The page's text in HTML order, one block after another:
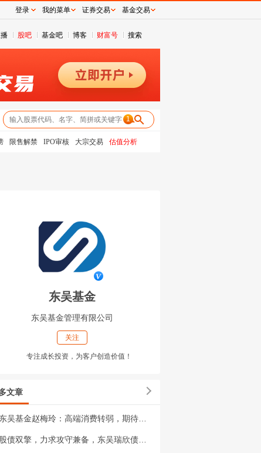
股吧 基金吧 博客 财富号 搜索
1
限售解禁 IPO审核 大宗交易 估值分析
东吴基金
东吴基金管理有限公司
关注
专注成长投资，为客户创造价值！
文章
登录 我的菜单 证券交易 基金交易